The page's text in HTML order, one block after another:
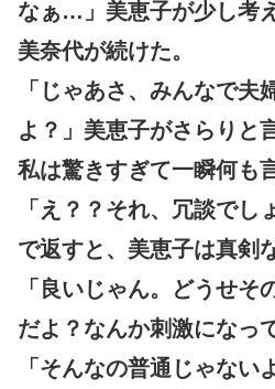
なぁ…」美恵子が少し考
美奈代が続けた。
「じゃあさ、みんなで夫
よ？」美恵子がさらりと
私は驚きすぎて一瞬何も
「え？？それ、冗談でし
で返すと、美恵子は真剣
「良いじゃん。どうせそ
だよ？なんか刺激になっ
「そんなの普通じゃない